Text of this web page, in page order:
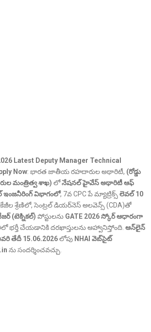
Latest Deputy Manager Technical
Now: భారత జాతీయ రహదారుల అథారిటీ, (రోడ్డు
మంత్రిత్వ శాఖ) లోనేషనల్ హైవేస్ అథారిటీ ఆఫ్
ఇంజనీరింగ్ విభాగంలో, 7వ CPC పే మ్యాట్రిక్స్ లెవల్ 10
కేజీల శ్రేణిలో, సెంట్రల్ డియర్‌నెస్ అలవెన్స్ (CDA)తో
(టెక్నికల్) పోస్టులను GATE 2026 స్కోర్ ఆధారంగా
భర్తీ చేయడానికి దరఖాస్తులను ఆహ్వానిస్తోంది. ఆన్‌లైన్
తేదీ 15.06.2026లోపు NHAI వెబ్‌సైట్
ను సందర్శించవచ్చు.